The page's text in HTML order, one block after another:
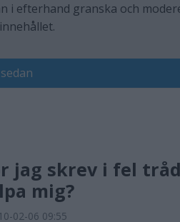
i efterhand granska och
jag skrev i fel
mig?
02-06 09:55